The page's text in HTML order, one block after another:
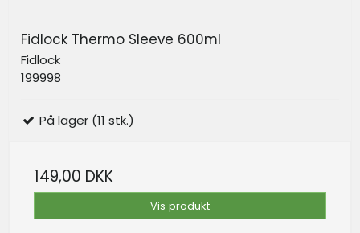
Fidlock Thermo Sleeve 600ml
Fidlock
199998
På lager (11 stk.)
149,00 DKK
Vis produkt